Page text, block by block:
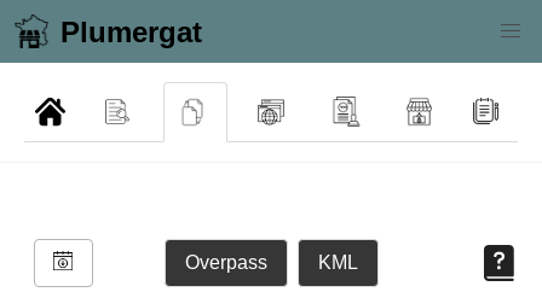
Plumergat
Overpass KML